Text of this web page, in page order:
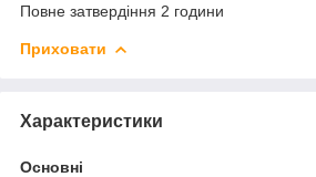
Повне затвердіння 2 години
Приховати
Характеристики
Основні